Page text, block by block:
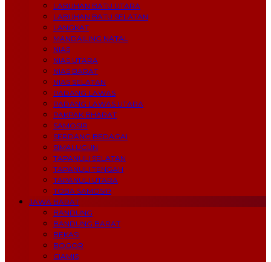
LABUHAN BATU UTARA
LABUHAN BATU SELATAN
LANGKAT
MANDAILING NATAL
NIAS
NIAS UTARA
NIAS BARAT
NIAS SELATAN
PADANG LAWAS
PADANG LAWAS UTARA
PAKPAK BHARAT
SAMOSIR
SERDANG BEDAGAI
SIMALUGUN
TAPANULI SELATAN
TAPANULI TENGAH
TAPANULI UTARA
TOBA SAMOSIR
JAWA BARAT
BANDUNG
BANDUNG BARAT
BEKASI
BOGOR
CIAMIS